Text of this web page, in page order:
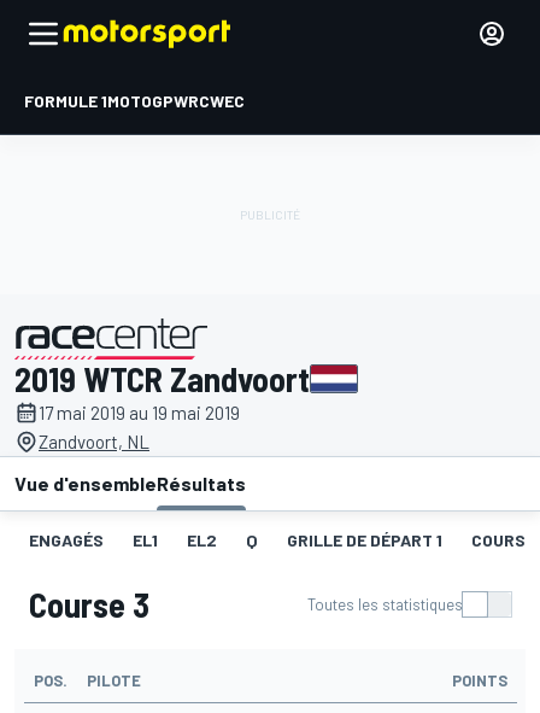
FORMULE 1MOTOGPWRCWEC
présenté par
2019 WTCR Zandvoort
17 mai 2019 au 19 mai 2019
Zandvoort, NL
Vue d'ensembleRésultats
ENGAGÉS EL1 EL2 Q GRILLE DE DÉPART 1 COURSE
Course 3 Toutes les statistiques
POS. PILOTE POINTS